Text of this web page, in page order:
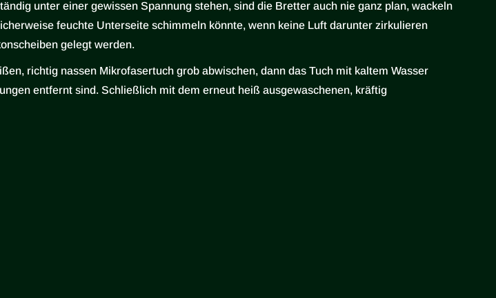
unter einer gewissen Spannung stehen, sind die Bretter auch nie ganz plan, wackeln
feuchte Unterseite schimmeln könnte, wenn keine Luft darunter zirkulieren
gelegt werden.
richtig nassen Mikrofasertuch grob abwischen, dann das Tuch mit kaltem Wasser
entfernt sind. Schließlich mit dem erneut heiß ausgewaschenen, kräftig